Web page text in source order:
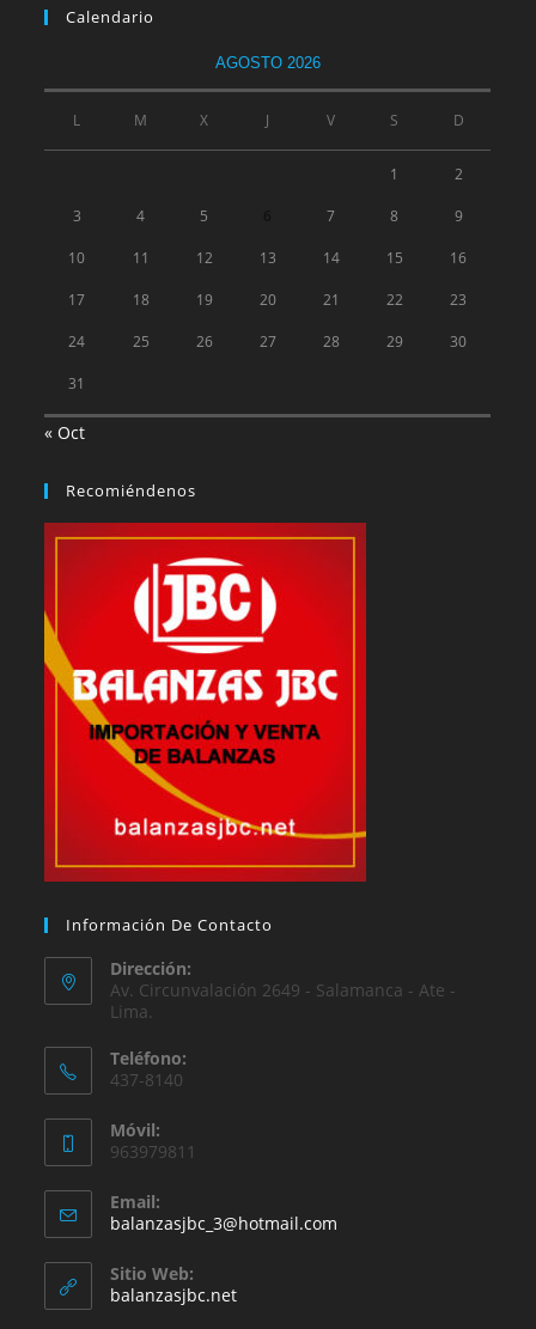
Calendario
AGOSTO 2026
L M X J V S D
1 2
3 4 5 7 8 9
10 11 12 13 14 15 16
17 18 19 20 21 22 23
24 25 26 27 28 29 30
31
« Oct
Recomiéndenos
Información De Contacto
Dirección:
Av. Circunvalación 2649 - Salamanca - Ate -
Lima.
Teléfono:
437-8140
Móvil:
963979811
Email:
balanzasjbc_3@hotmail.com
Sitio Web:
balanzasjbc.net